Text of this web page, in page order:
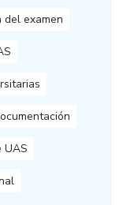
del examen
UAS